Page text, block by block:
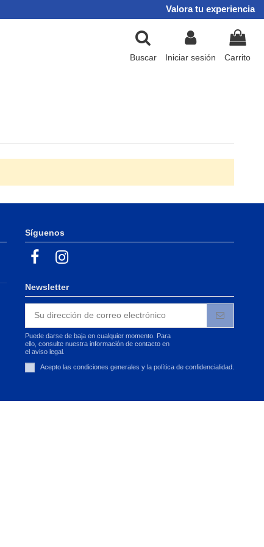
Valora tu experiencia
Buscar Iniciar sesión Carrito
Síguenos
Newsletter
Puede darse de baja en cualquier momento. Para
ello, consulte nuestra información de contacto en
el aviso legal.
Acepto las condiciones generales y la política de confidencialidad.